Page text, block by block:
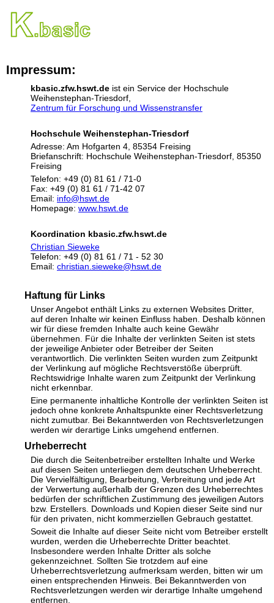
Impressum:
kbasic.zfw.hswt.de ist ein Service der Hochschule
Weihenstephan-Triesdorf,
Zentrum für Forschung und Wissenstransfer
Hochschule Weihenstephan-Triesdorf
Adresse: Am Hofgarten 4, 85354 Freising
Briefanschrift: Hochschule Weihenstephan-Triesdorf, 85350
Freising
Telefon: +49 (0) 81 61 / 71-0
Fax: +49 (0) 81 61 / 71-42 07
Email: info@hswt.de
Homepage: www.hswt.de
Koordination kbasic.zfw.hswt.de
Christian Sieweke
Telefon: +49 (0) 81 61 / 71 - 52 30
Email: christian.sieweke@hswt.de
Haftung für Links
Unser Angebot enthält Links zu externen Websites Dritter,
auf deren Inhalte wir keinen Einfluss haben. Deshalb können
wir für diese fremden Inhalte auch keine Gewähr
übernehmen. Für die Inhalte der verlinkten Seiten ist stets
der jeweilige Anbieter oder Betreiber der Seiten
verantwortlich. Die verlinkten Seiten wurden zum Zeitpunkt
der Verlinkung auf mögliche Rechtsverstöße überprüft.
Rechtswidrige Inhalte waren zum Zeitpunkt der Verlinkung
nicht erkennbar.
Eine permanente inhaltliche Kontrolle der verlinkten Seiten ist
jedoch ohne konkrete Anhaltspunkte einer Rechtsverletzung
nicht zumutbar. Bei Bekanntwerden von Rechtsverletzungen
werden wir derartige Links umgehend entfernen.
Urheberrecht
Die durch die Seitenbetreiber erstellten Inhalte und Werke
auf diesen Seiten unterliegen dem deutschen Urheberrecht.
Die Vervielfältigung, Bearbeitung, Verbreitung und jede Art
der Verwertung außerhalb der Grenzen des Urheberrechtes
bedürfen der schriftlichen Zustimmung des jeweiligen Autors
bzw. Erstellers. Downloads und Kopien dieser Seite sind nur
für den privaten, nicht kommerziellen Gebrauch gestattet.
Soweit die Inhalte auf dieser Seite nicht vom Betreiber erstellt
wurden, werden die Urheberrechte Dritter beachtet.
Insbesondere werden Inhalte Dritter als solche
gekennzeichnet. Sollten Sie trotzdem auf eine
Urheberrechtsverletzung aufmerksam werden, bitten wir um
einen entsprechenden Hinweis. Bei Bekanntwerden von
Rechtsverletzungen werden wir derartige Inhalte umgehend
entfernen.